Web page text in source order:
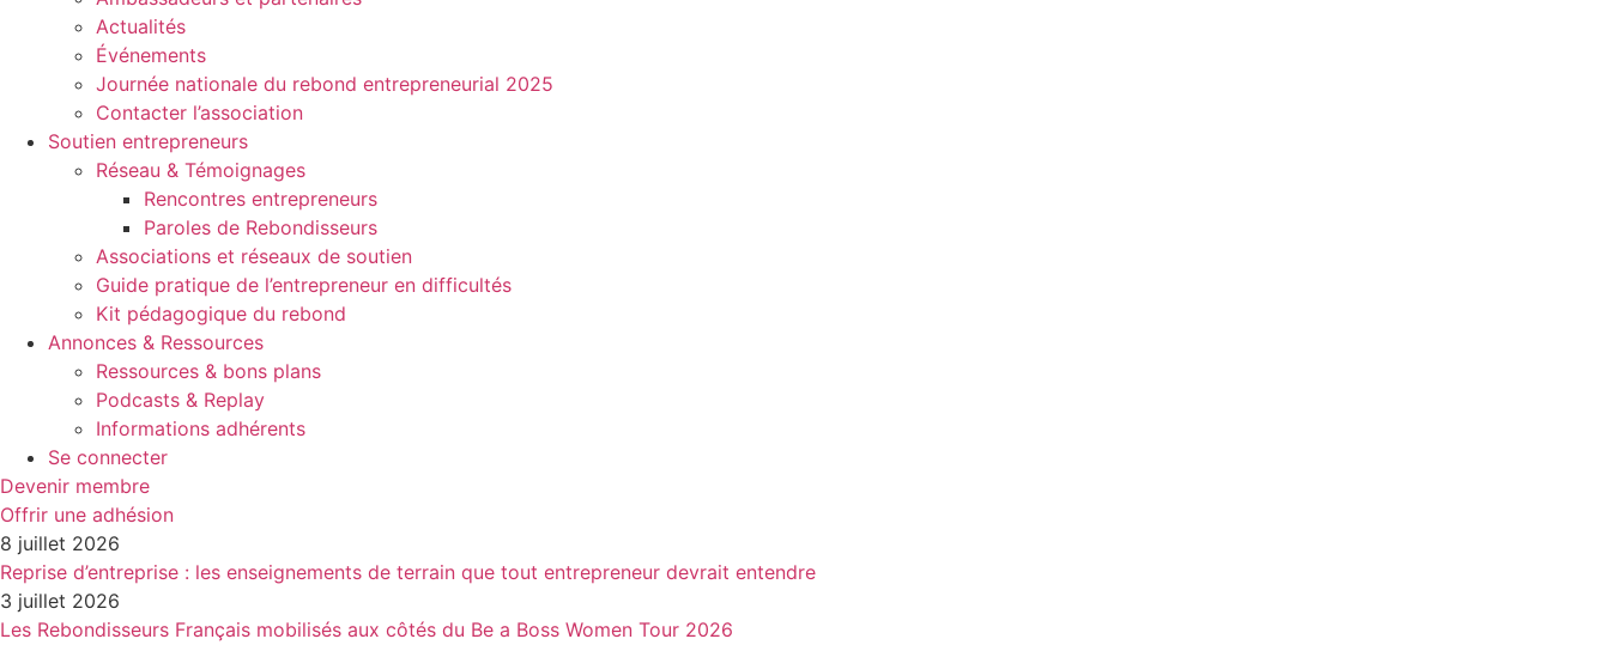
Actualités
Événements
Journée nationale du rebond entrepreneurial 2025
Contacter l’association
Soutien entrepreneurs
Réseau & Témoignages
Rencontres entrepreneurs
Paroles de Rebondisseurs
Associations et réseaux de soutien
Guide pratique de l’entrepreneur en difficultés
Kit pédagogique du rebond
Annonces & Ressources
Ressources & bons plans
Podcasts & Replay
Informations adhérents
Se connecter
Devenir membre
Offrir une adhésion
8 juillet 2026
Reprise d’entreprise : les enseignements de terrain que tout entrepreneur devrait entendre
3 juillet 2026
Les Rebondisseurs Français mobilisés aux côtés du Be a Boss Women Tour 2026